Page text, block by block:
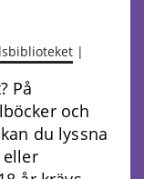
|
På
och
du lyssna